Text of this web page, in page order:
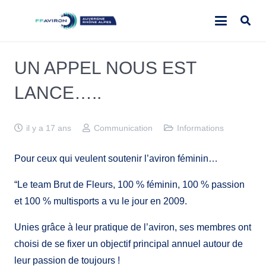
UN APPEL NOUS EST
LANCE…..
il y a 17 ans Communication Informations
Pour ceux qui veulent soutenir l’aviron féminin…
“Le team Brut de Fleurs, 100 % féminin, 100 % passion
et 100 % multisports a vu le jour en 2009.
Unies grâce à leur pratique de l’aviron, ses membres ont
choisi de se fixer un objectif principal annuel autour de
leur passion de toujours !